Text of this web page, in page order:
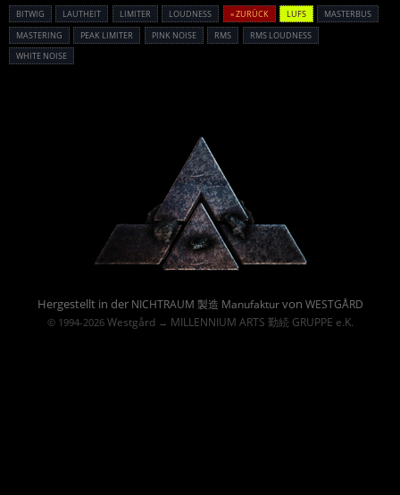
BITWIG LAUTHEIT LIMITER LOUDNESS « ZURÜCK LUFS
MASTERBUS
MASTERING
PEAK LIMITER PINK NOISE RMS
RMS LOUDNESS
WHITE NOISE
Hergestellt in der NICHTRAUM 製造 Manufakturvon WESTGÅRD
© 1994-2026 Westgård→ MILLENNIUM ARTS 勤続 GRUPPE e.K.
Powered By :